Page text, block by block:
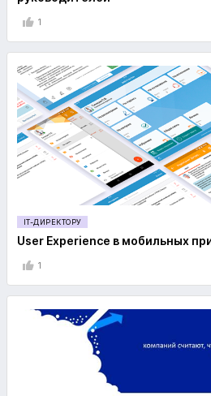
1
IT-ДИРЕКТОРУ
User Experience в мобильных
1